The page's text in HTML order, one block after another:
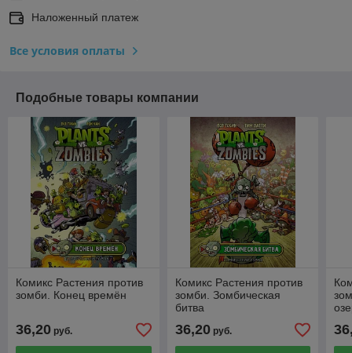
Наложенный платеж
Все условия оплаты
Подобные товары компании
Комикс Растения против
зомби. Конец времён
36,20 руб.
Комикс Растения против
зомби. Зомбическая
битва
36,20руб.